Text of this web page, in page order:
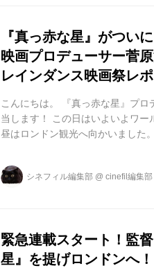
『真っ赤な星』がつい
映画プロデューサー菅
レインダンス映画祭レ
こんにちは。 『真っ赤な星』プ
当します！ この日はいよいよワ
昼はロンドン観光へ向かいました
プル駅にはオフィスもあるようで
たのはこちらの校舎。お城かな…
シネフィル編集部 @ cinefil編集部
緊急連載スタート！監
星』を提げロンドンへ